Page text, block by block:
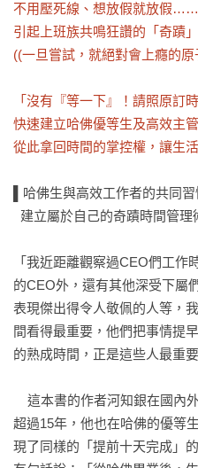
不用壓死線、想放假就放假……
引起上班族共鳴狂讚的「奇蹟
((一旦嘗試，就絕對會上癮的原
「沒有『等一下』！請照原訂
快速建立哈佛優等生及高效主
從此拿回時間的掌控權，讓生
▌哈佛生與高效工作者的共同
「我近距離觀察過CEO們工
的CEO外，還有其他深受下屬
表現傑出得令人敬佩的人等，
間看得最重要，他們把事情提
的熟成時間，正是這些人最重
超過15年，他也在哈佛的優等
現了同樣的「提前十天完成」